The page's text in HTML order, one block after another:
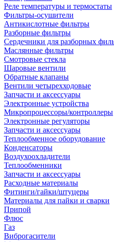
Реле температуры и термостаты
Фильтры-осушители
Антикислотные фильтры
Разборные фильтры
Сердечники для разборных
Маслянные фильтры
Смотровые стекла
Шаровые вентили
Обратные клапаны
Вентили четырехходовые
Запчасти и аксессуары
Электронные устройства
Микропроцессоры/контроллеры
Электронные регуляторы
Запчасти и аксессуары
Теплообменное оборудование
Конденсаторы
Воздухоохладители
Теплообменники
Запчасти и аксессуары
Расходные материалы
Фитинги/гайки/штуцеры
Материалы для пайки и сварки
Припой
Флюс
Газ
Виброгасители